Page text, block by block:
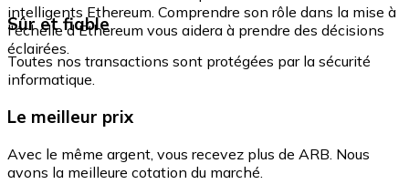
intelligents Ethereum. Comprendre son rôle dans la mise à
l'échelle d'Ethereum vous aidera à prendre des décisions
éclairées.
Sûr et fiable
Toutes nos transactions sont protégées par la sécurité
informatique.
Le meilleur prix
Avec le même argent, vous recevez plus de ARB. Nous
avons la meilleure cotation du marché.